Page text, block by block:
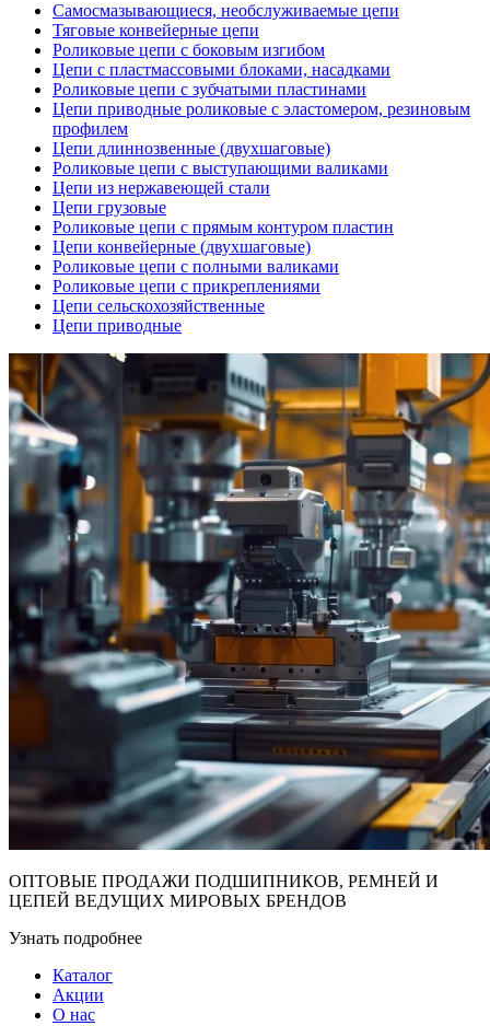
Самосмазывающиеся, необслуживаемые цепи
Тяговые конвейерные цепи
Роликовые цепи с боковым изгибом
Цепи с пластмассовыми блоками, насадками
Роликовые цепи с зубчатыми пластинами
Цепи приводные роликовые с эластомером, резиновым
профилем
Цепи длиннозвенные (двухшаговые)
Роликовые цепи с выступающими валиками
Цепи из нержавеющей стали
Цепи грузовые
Роликовые цепи с прямым контуром пластин
Цепи конвейерные (двухшаговые)
Роликовые цепи с полными валиками
Роликовые цепи с прикреплениями
Цепи сельскохозяйственные
Цепи приводные
ОПТОВЫЕ ПРОДАЖИ ПОДШИПНИКОВ, РЕМНЕЙ И
ЦЕПЕЙ ВЕДУЩИХ МИРОВЫХ БРЕНДОВ
Узнать подробнее
Каталог
Акции
О нас